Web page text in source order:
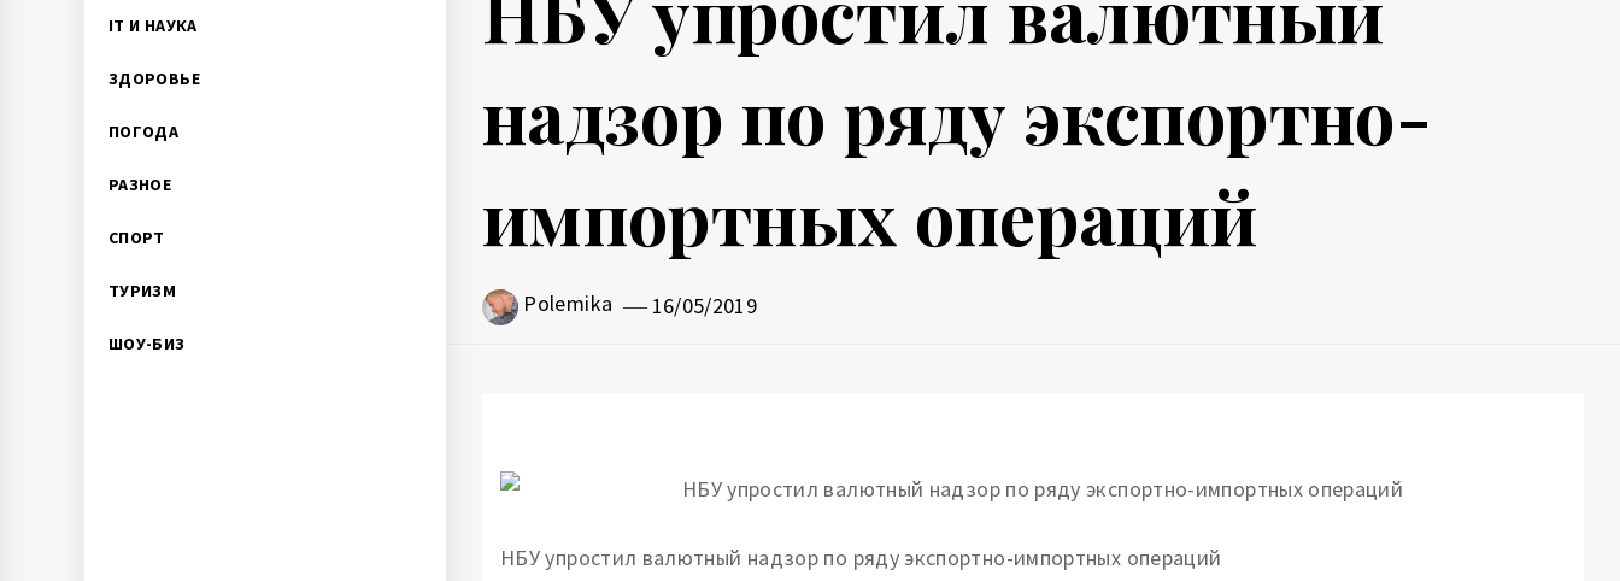
IT И НАУКА
ЗДОРОВЬЕ
ПОГОДА
РАЗНОЕ
СПОРТ
ТУРИЗМ
ШОУ-БИЗ
надзор по ряду экспортно-
импортных операций
Polemika 16/05/2019
НБУ упростил валютный надзор по ряду экспортно-импортных операций